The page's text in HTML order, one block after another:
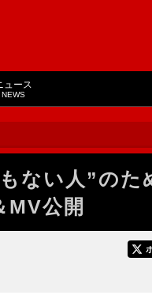
ュース
NEWS
ない人”のた
MV公開